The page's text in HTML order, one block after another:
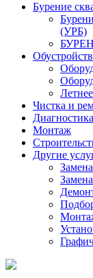
Бурение
(УРБ)
Чистка и
Диагностика
Монтаж
Другие